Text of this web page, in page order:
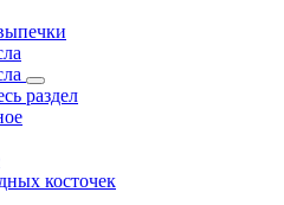
раздел
косточек